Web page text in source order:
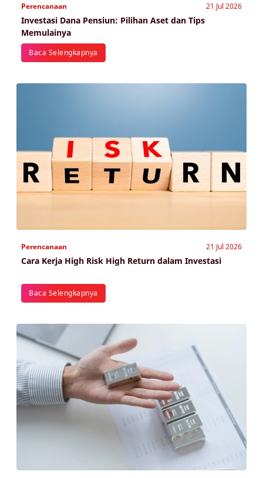
Perencanaan 21 Jul 2026
Investasi Dana Pensiun: Pilihan Aset dan Tips
Memulainya
Baca Selengkapnya
Perencanaan 21 Jul 2026
Cara Kerja High Risk High Return dalam Investasi
Baca Selengkapnya